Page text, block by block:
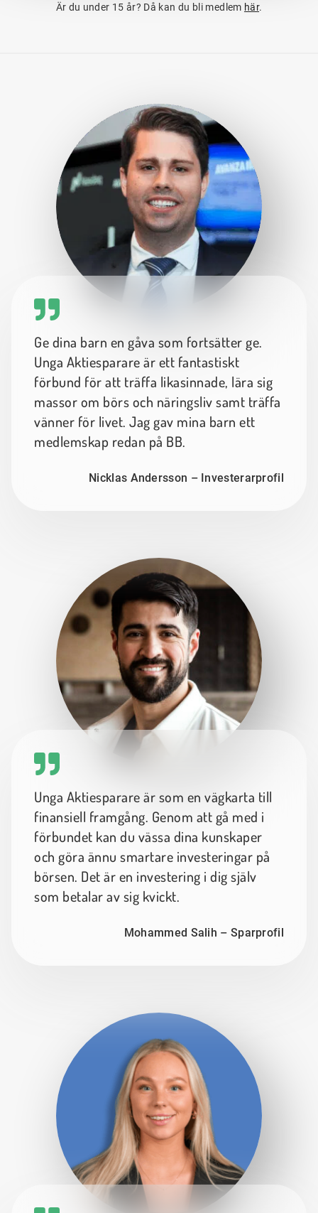
Är du under 15 år? Då kan du bli medlem här.
Ge dina barn en gåva som fortsätter ge.
Unga Aktiesparare är ett fantastiskt
förbund för att träffa likasinnade, lära sig
massor om börs och näringsliv samt träffa
vänner för livet. Jag gav mina barn ett
medlemskap redan på BB.
Nicklas Andersson – Investerarprofil
Unga Aktiesparare är som en vägkarta till
finansiell framgång. Genom att gå med i
förbundet kan du vässa dina kunskaper
och göra ännu smartare investeringar på
börsen. Det är en investering i dig själv
som betalar av sig kvickt.
Mohammed Salih – Sparprofil